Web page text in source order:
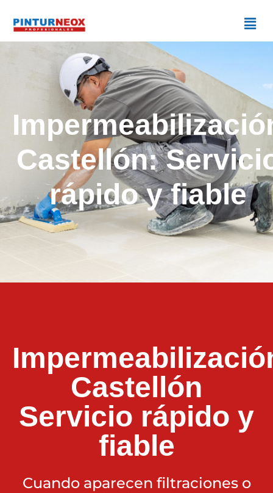
Castellón:
rápido y fiable
Castellón
Servicio rápido y
fiable
Cuando aparecen filtraciones o